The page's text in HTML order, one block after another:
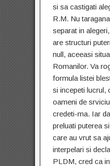
si sa castigati
R.M. Nu
separat in
are structuri
null, aceeasi
Romanilor. Va
formula listei
si incepeti lucrul,
oameni de
credeti-ma. Iar
preluati puterea
care au vrut sa
interpelari si
PLDM, cred ca